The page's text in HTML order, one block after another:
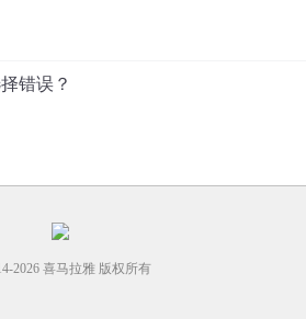
错误？
2026 喜马拉雅 版权所有